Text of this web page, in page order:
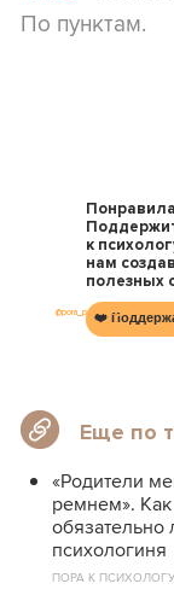
По пунктам.
к
нам
полезных
❤️
@pora_psychology
Еще по
«Родители
ремнем». Как
обязательно
психологиня
ПОРА К ПСИХОЛОГУ